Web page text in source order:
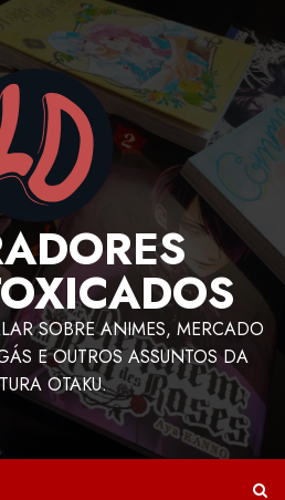
SOBRE ANIMES, MERCADO
E OUTROS ASSUNTOS DA
OTAKU.